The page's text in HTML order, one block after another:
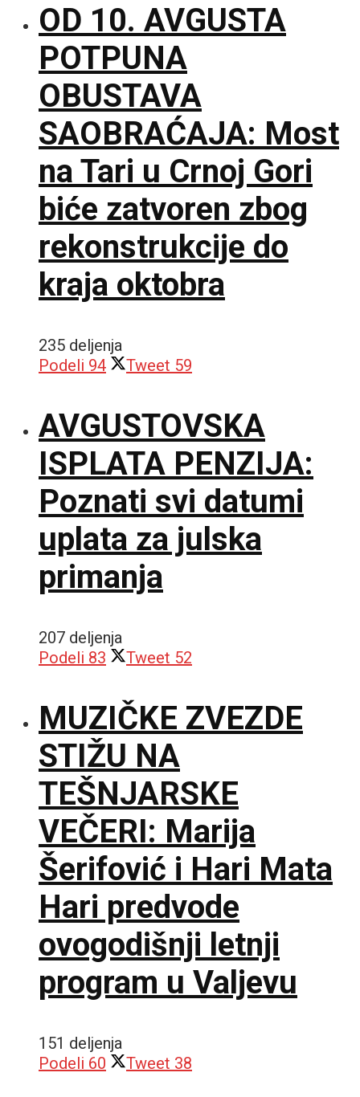
OD 10. AVGUSTA
POTPUNA
OBUSTAVA
SAOBRAĆAJA: Most
na Tari u Crnoj Gori
biće zatvoren zbog
rekonstrukcije do
kraja oktobra
235 deljenja
Podeli 94 Tweet 59
AVGUSTOVSKA
ISPLATA PENZIJA:
Poznati svi datumi
uplata za julska
primanja
207 deljenja
Podeli 83 Tweet 52
MUZIČKE ZVEZDE
STIŽU NA
TEŠNJARSKE
VEČERI: Marija
Šerifović i Hari Mata
Hari predvode
ovogodišnji letnji
program u Valjevu
151 deljenja
Podeli 60 Tweet 38